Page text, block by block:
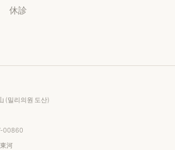
休診
(밀리의원 도산)
00860
河